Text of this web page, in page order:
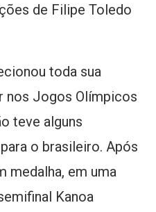
de Filipe Toledo
toda sua
nos Jogos Olímpicos
teve alguns
o brasileiro. Após
medalha, em uma
Kanoa